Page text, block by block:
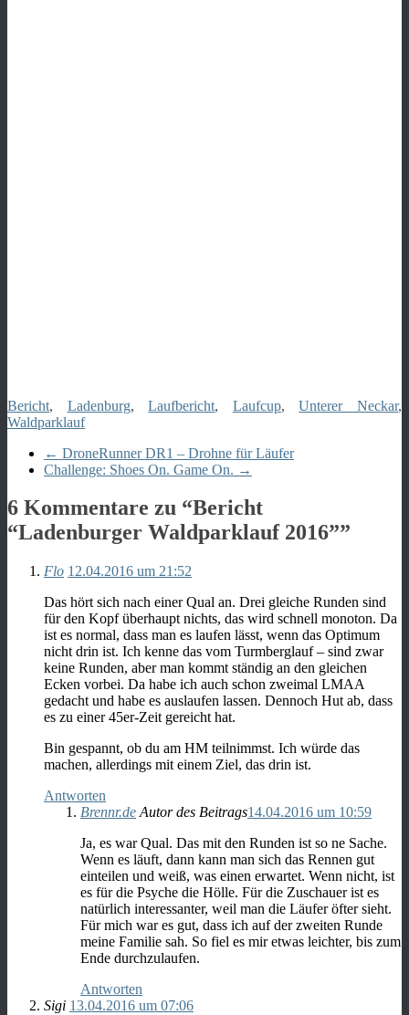
Bericht, Ladenburg,Laufbericht, Laufcup,Unterer Neckar,
Waldparklauf
← DroneRunner DR1 – Drohne für Läufer
Challenge: Shoes On. Game On. →
6 Kommentare zu “Bericht
“Ladenburger Waldparklauf 2016””
Flo 12.04.2016 um 21:52
Das hört sich nach einer Qual an. Drei gleiche Runden sind
für den Kopf überhaupt nichts, das wird schnell monoton. Da
ist es normal, dass man es laufen lässt, wenn das Optimum
nicht drin ist. Ich kenne das vom Turmberglauf – sind zwar
keine Runden, aber man kommt ständig an den gleichen
Ecken vorbei. Da habe ich auch schon zweimal LMAA
gedacht und habe es auslaufen lassen. Dennoch Hut ab, dass
es zu einer 45er-Zeit gereicht hat.
Bin gespannt, ob du am HM teilnimmst. Ich würde das
machen, allerdings mit einem Ziel, das drin ist.
Antworten
Brennr.de Autor des Beitrags14.04.2016 um 10:59
Ja, es war Qual. Das mit den Runden ist so ne Sache.
Wenn es läuft, dann kann man sich das Rennen gut
einteilen und weiß, was einen erwartet. Wenn nicht, ist
es für die Psyche die Hölle. Für die Zuschauer ist es
natürlich interessanter, weil man die Läufer öfter sieht.
Für mich war es gut, dass ich auf der zweiten Runde
meine Familie sah. So fiel es mir etwas leichter, bis zum
Ende durchzulaufen.
Antworten
Sigi 13.04.2016 um 07:06